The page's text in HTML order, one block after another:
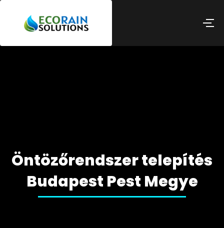
Öntözőrendszer telepítés
Budapest Pest Megye